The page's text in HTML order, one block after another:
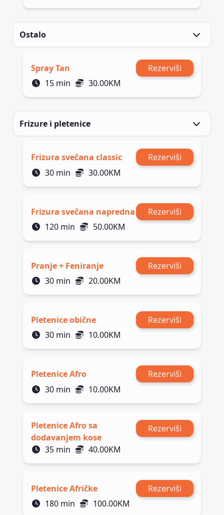
Ostalo
Spray Tan
Rezerviši
15 min 30.00KM
Frizure i pletenice
Frizura svečana classic
Rezerviši
30 min 30.00KM
Frizura svečana napredna
Rezerviši
120 min 50.00KM
Pranje + Feniranje
Rezerviši
30 min 20.00KM
Pletenice obične
Rezerviši
30 min 10.00KM
Pletenice Afro
Rezerviši
30 min 10.00KM
Pletenice Afro sa
dodavanjem kose
Rezerviši
35 min 40.00KM
Pletenice Afričke
Rezerviši
180 min 100.00KM